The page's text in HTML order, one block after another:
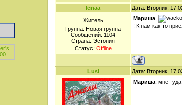
lenaa Дата: Вторник,
Житель
Группа: Новая группа
Сообщений: 1104
Страна: Эстония
Статус: Offline
Мариша
! К нам как-то
Lusi Дата: Вторник,
Мариша , мне